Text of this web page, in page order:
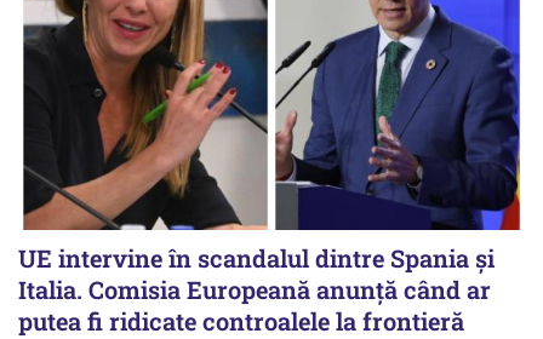
UE intervine în scandalul dintre Spania și
Italia. Comisia Europeană anunță când ar
putea fi ridicate controalele la frontieră